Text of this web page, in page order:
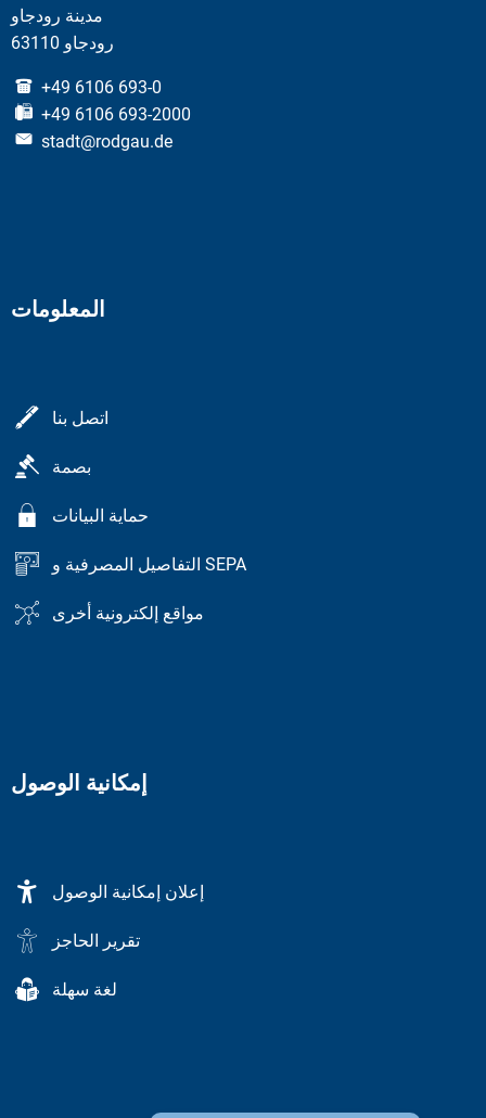
مدينة رودجاو
63110 رودجاو
+49 6106 693-0
+49 6106 693-2000
stadt@rodgau.de
المعلومات
اتصل بنا
بصمة
حماية البيانات
التفاصيل المصرفية و SEPA
مواقع إلكترونية أخرى
إمكانية الوصول
إعلان إمكانية الوصول
تقرير الحاجز
لغة سهلة